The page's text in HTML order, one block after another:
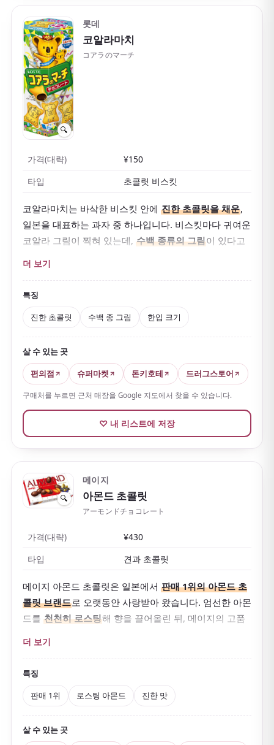
🔍
롯데
코알라마치
コアラのマーチ
가격(대략)
¥150
타입
초콜릿 비스킷
코알라마치는 바삭한 비스킷 안에 진한 초콜릿을 채운,
일본을 대표하는 과자 중 하나입니다. 비스킷마다 귀여운
코알라 그림이 찍혀 있는데, 수백 종류의 그림이 있다고
운이 좋으면 희귀한 그림을 만날 수도 있습니다. 한입 크
기라 먹기 편하고 단맛도 적당해 남녀노소 모두 좋아합니
다.
포장도 귀여워 인기 기념품으로, 눈과 입을 모두 만족시
킵니다.
더 보기
특징
진한 초콜릿
수백 종 그림 한입 크기
살 수 있는 곳
편의점
슈퍼마켓 돈키호테 드러그스토어
구매처를 누르면 근처 매장을 Google 지도에서 찾을 수 있습니다.
♡ 내 리스트에 저장
🔍
메이지
아몬드 초콜릿
アーモンドチョコレート
가격(대략)
¥430
타입
견과 초콜릿
메이지 아몬드 초콜릿은 일본에서 판매 1위의 아몬드 초
콜릿 브랜드로 오랫동안 사랑받아 왔습니다. 엄선한 아몬
드를 천천히 로스팅해 향을 끌어올린 뒤, 메이지의 고품
아몬드의바삭한 식감과 부드럽고 진한 초콜릿이 완벽하
게 균형을 이뤄 한입마다 고급스럽습니다.
더 보기
특징
판매 1위
로스팅 아몬드 진한 맛
살 수 있는 곳